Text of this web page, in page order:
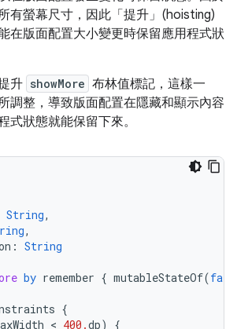
有螢幕尺寸，因此「提升」(hoisting)
在版面配置大小變更時保留應用程式狀
升 showMore 布林值標記，這樣一
調整，導致版面配置在隱藏和顯示內容
式狀態就能保留下來。
String,
,
: String
by remember { mutableStateOf(
{
< 400.dp)
{